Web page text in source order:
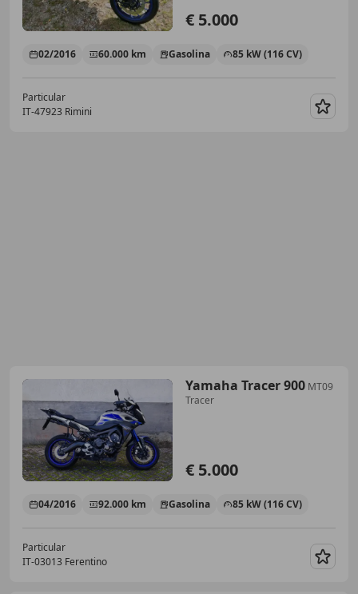
€ 5.000
02/2016 60.000 km Gasolina 85 kW (116 CV)
Particular
IT-47923 Rimini
Yamaha Tracer 900 MT09
Tracer
€ 5.000
04/2016 92.000 km Gasolina 85 kW (116 CV)
Particular
IT-03013 Ferentino